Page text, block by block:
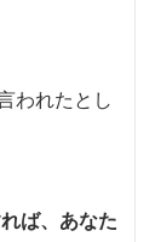
われたとし
ば、あなた